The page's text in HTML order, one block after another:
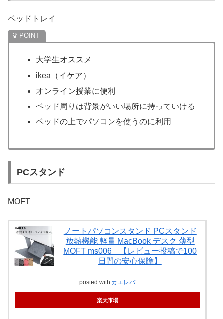
ベッドトレイ
大学生オススメ
ikea（イケア）
オンライン授業に便利
ベッド周りは背景がいい場所に持っていける
ベッドの上でパソコンを使うのに利用
PCスタンド
MOFT
ノートパソコンスタンド PCスタンド
放熱機能 軽量 MacBook デスク 薄型
MOFT ms006 【レビュー投稿で100
日間の安心保障】
posted with カエレバ
楽天市場